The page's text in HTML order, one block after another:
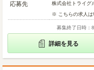
応募先
株式会社トライ
※ こちらの求人は
募集終了日時：
詳細を見る